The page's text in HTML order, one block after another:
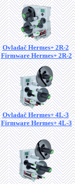
Ovladač Hermes+ 2R-2
Firmware Hermes+ 2R-2
Ovladač Hermes+ 4L-3
Firmware Hermes+ 4L-3